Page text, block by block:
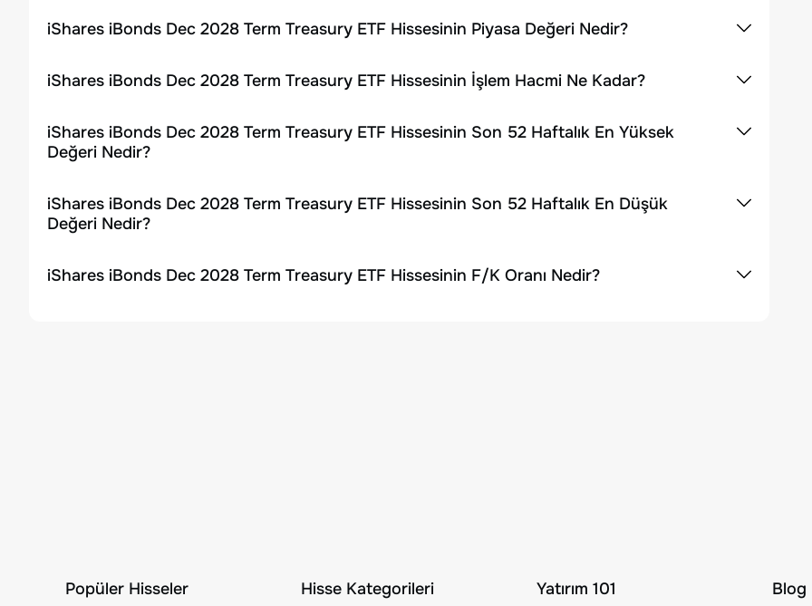
iShares iBonds Dec 2028 Term Treasury ETF Hissesinin Piyasa Değeri Nedir?
iShares iBonds Dec 2028 Term Treasury ETF Hissesinin İşlem Hacmi Ne Kadar?
iShares iBonds Dec 2028 Term Treasury ETF Hissesinin Son 52 Haftalık En Yüksek
Değeri Nedir?
iShares iBonds Dec 2028 Term Treasury ETF Hissesinin Son 52 Haftalık En Düşük
Değeri Nedir?
iShares iBonds Dec 2028 Term Treasury ETF Hissesinin F/K Oranı Nedir?
Popüler Hisseler Hisse Kategorileri Yatırım 101 Blog